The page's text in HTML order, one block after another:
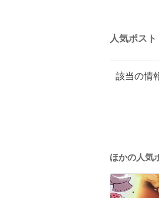
人気ポスト
該当の情
ほかの人気